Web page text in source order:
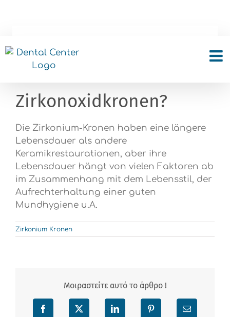
Wie viel ist die
Lebensdauer von
Zirkonoxidkronen?
Die Zirkonium-Kronen haben eine längere
Lebensdauer als andere
Keramikrestaurationen, aber ihre
Lebensdauer hängt von vielen Faktoren ab
im Zusammenhang mit dem Lebensstil, der
Aufrechterhaltung einer guten
Mundhygiene u.A.
Zirkonium Kronen
Μοιραστείτε αυτό το άρθρο !
Facebook X LinkedIn Pinterest Email